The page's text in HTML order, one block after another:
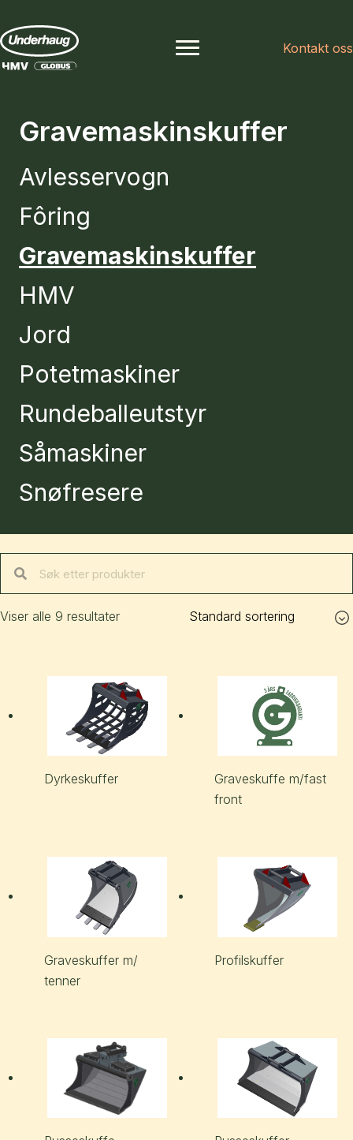
Kontakt oss
Gravemaskinskuffer
Avlesservogn
Fôring
Gravemaskinskuffer
HMV
Jord
Potetmaskiner
Rundeballeutstyr
Såmaskiner
Snøfresere
Viser alle 9 resultater
Dyrkeskuffer
Graveskuffe m/fast
front
Graveskuffer m/
tenner
Profilskuffer